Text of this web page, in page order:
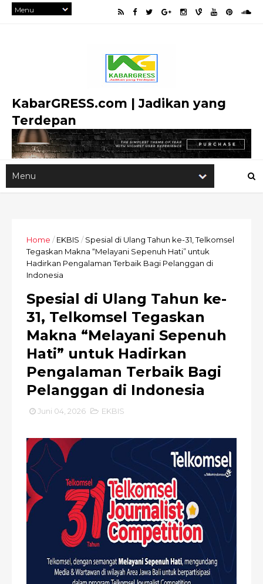
KabarGRESS.com | Jadikan yang
Terdepan
Home / EKBIS / Spesial di Ulang Tahun ke-31, Telkomsel
Tegaskan Makna “Melayani Sepenuh Hati” untuk
Hadirkan Pengalaman Terbaik Bagi Pelanggan di
Indonesia
Spesial di Ulang Tahun ke-
31, Telkomsel Tegaskan
Makna “Melayani Sepenuh
Hati” untuk Hadirkan
Pengalaman Terbaik Bagi
Pelanggan di Indonesia
Juni 04, 2026 EKBIS